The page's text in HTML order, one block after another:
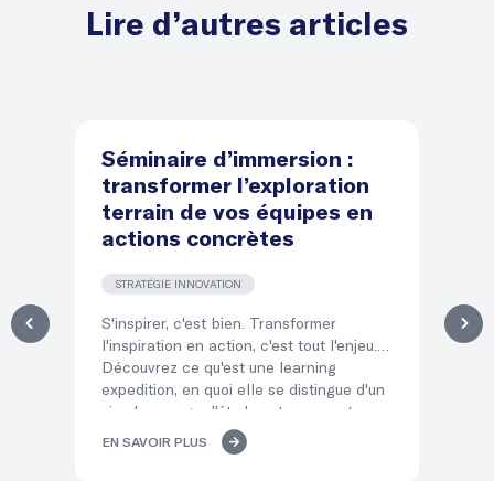
Lire d’autres articles
Séminaire d’immersion :
transformer l’exploration
terrain de vos équipes en
actions concrètes
STRATÉGIE INNOVATION
S'inspirer, c'est bien. Transformer
l'inspiration en action, c'est tout l'enjeu.
Découvrez ce qu'est une learning
expedition, en quoi elle se distingue d'un
simple voyage d'études et comment ses
« temps d'atterrissage » transforment
l'immersion de vos équipes en décisions
EN SAVOIR PLUS